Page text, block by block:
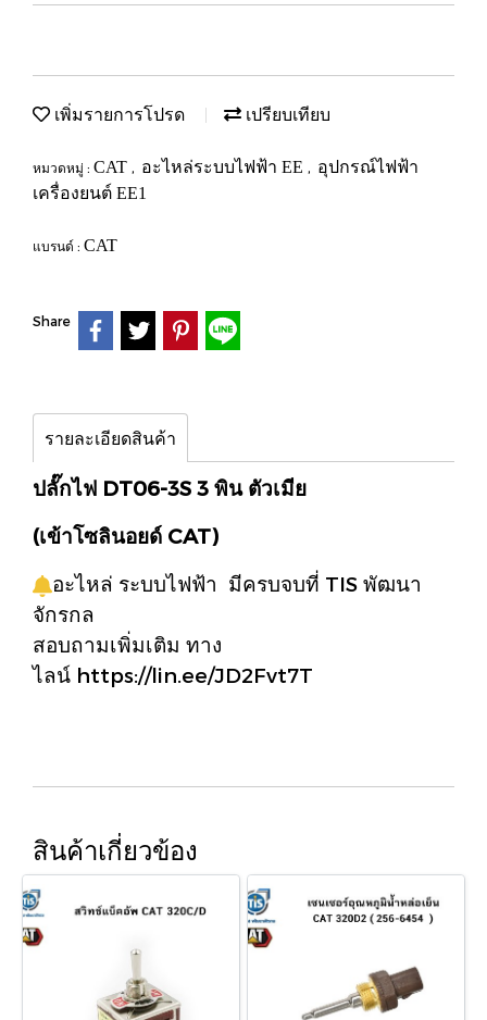
เพิ่มรายการโปรด เปรียบเทียบ
หมวดหมู่ : CAT , อะไหล่ระบบไฟฟ้า EE , อุปกรณ์ไฟฟ้า
เครื่องยนต์ EE1
แบรนด์ : CAT
Share
รายละเอียดสินค้า
ปลั๊กไฟ DT06-3S 3 พิน ตัวเมีย
(เข้าโซลินอยด์ CAT)
อะไหล่ ระบบไฟฟ้า มีครบจบที่ TIS พัฒนา
จักรกล
สอบถามเพิ่มเติม ทาง
ไลน์ https://lin.ee/JD2Fvt7T
สินค้าเกี่ยวข้อง